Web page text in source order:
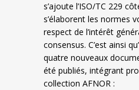
s’ajoute l’ISO/TC 229
s’élaborent les normes
respect de l’intérêt
consensus. C’est ainsi
quatre nouveaux
été publiés, intégrant
collection AFNOR :